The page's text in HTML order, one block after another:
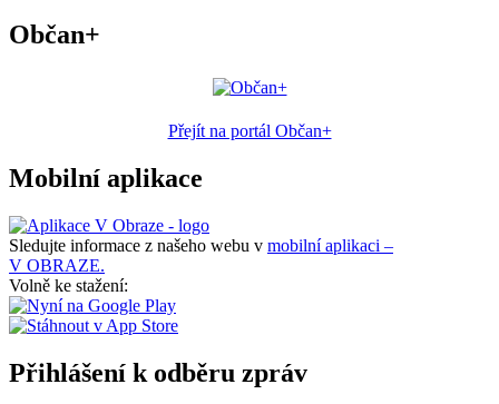
Občan+
Přejít na portál Občan+
Mobilní aplikace
Sledujte informace z našeho webu v mobilní aplikaci –
V OBRAZE.
Volně ke stažení:
Přihlášení k odběru zpráv